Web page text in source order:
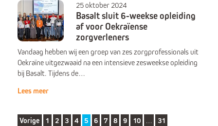
25 oktober 2024
Basalt sluit 6-weekse opleiding
af voor Oekraïense
zorgverleners
Vandaag hebben wij een groep van zes zorgprofessionals uit
Oekraïne uitgezwaaid na een intensieve zesweekse opleiding
bij Basalt. Tijdens de…
Lees meer
Vorige 1 2 3 4 5 6 7 8 9 10 …
31